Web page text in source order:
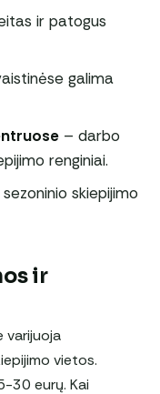
ir patogus
galima
– darbo
renginiai.
skiepijimo
ir
varijuoja
vietos.
30 eurų. Kai